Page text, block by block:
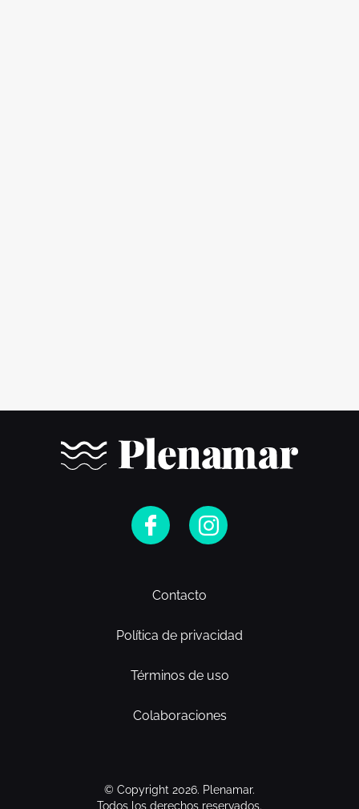
Contacto
Política de privacidad
Términos de uso
Colaboraciones
© Copyright 2026. Plenamar.
Todos los derechos reservados.